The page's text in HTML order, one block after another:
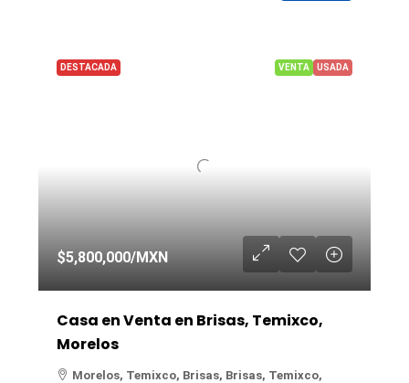
DESTACADA VENTA USADA
$5,800,000/MXN
Casa en Venta en Brisas, Temixco,
Morelos
Morelos, Temixco, Brisas, Brisas, Temixco,